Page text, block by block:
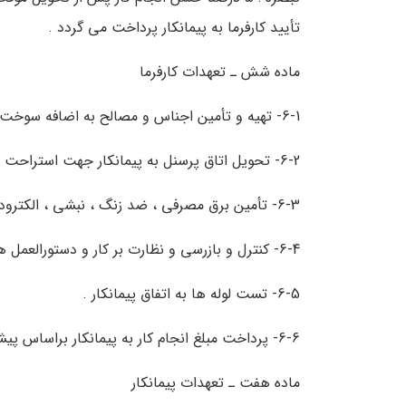
تأیید کارفرما به پیمانکار پرداخت می گردد .
ماده شش ـ تعهدات کارفرما
6-1- تهیه و تأمین اجناس و مصالح به اضافه سوخت مورد نیاز جهت لوله های فاضلاب سربی .
6-2- تحویل اتاق پرسنل به پیمانکار جهت استراحت در طول روز .
6-3- تأمین برق مصرفی ، ضد زنگ ، نبشی ، الکترود ، تخته زیرپایی ، بشکه ، شیلنگ .
6-4- کنترل و بازرسی و نظارت بر کار و دستورالعمل های لازم در خصوص رفع نواقص کار توسط مهندس تأسیسات .
6-5- تست لوله ها به اتفاق پیمانکار .
6-6- پرداخت مبلغ انجام کار به پیمانکار براساس پیشرفت کار و تهیه صورت وضعیت ها .
ماده هفت ـ تعهدات پیمانکار